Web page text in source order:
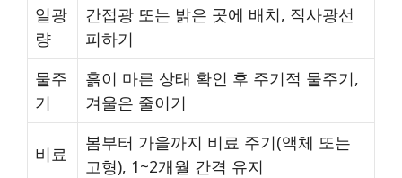
일광
량
간접광 또는 밝은 곳에 배치, 직사광선
피하기
물주
기
흙이 마른 상태 확인 후 주기적 물주기,
겨울은 줄이기
비료
봄부터 가을까지 비료 주기(액체 또는
고형), 1~2개월 간격 유지